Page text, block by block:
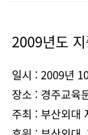
2009년도
일시 : 2009년
장소 : 경주교육
주최 : 부산외대